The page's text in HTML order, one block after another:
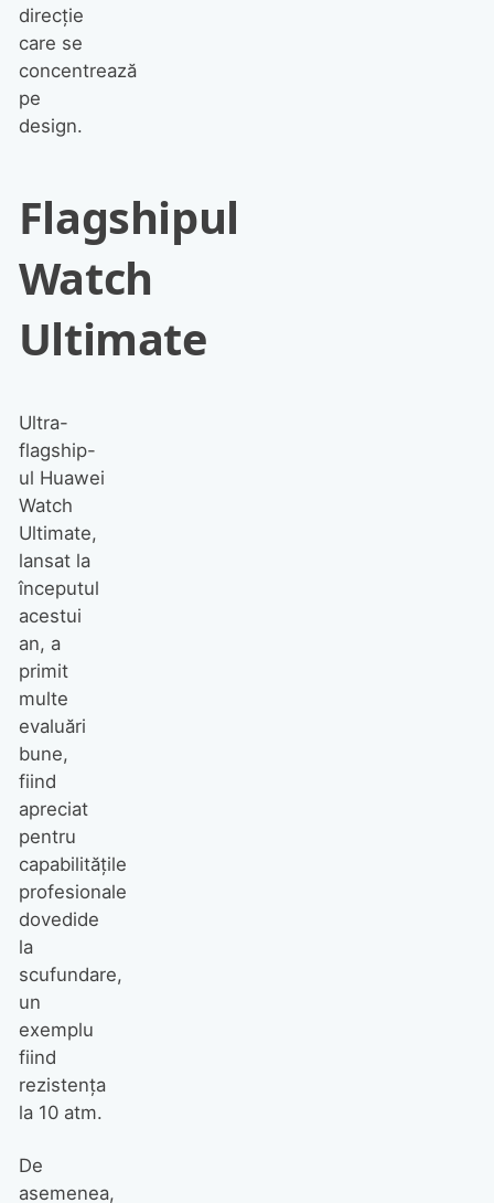
direcție
care se
concentrează
pe
design.
Flagshipul
Watch
Ultimate
Ultra-
flagship-
ul Huawei
Watch
Ultimate,
lansat la
începutul
acestui
an, a
primit
multe
evaluări
bune,
fiind
apreciat
pentru
capabilitățile
profesionale
dovedide
la
scufundare,
un
exemplu
fiind
rezistența
la 10 atm.
De
asemenea,